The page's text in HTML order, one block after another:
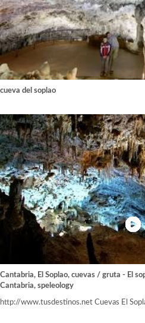
cueva del soplao
Cantabria, El Soplao, cuevas / gruta - El
Cantabria, speleology
http://www.tusdestinos.net Cuevas El